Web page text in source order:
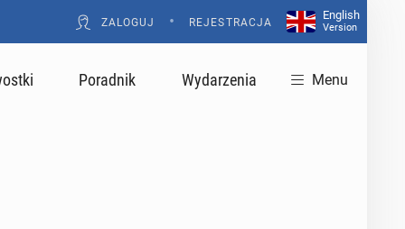
ZALOGUJ • REJESTRACJA
English
Version
Poradnik Wydarzenia Menu